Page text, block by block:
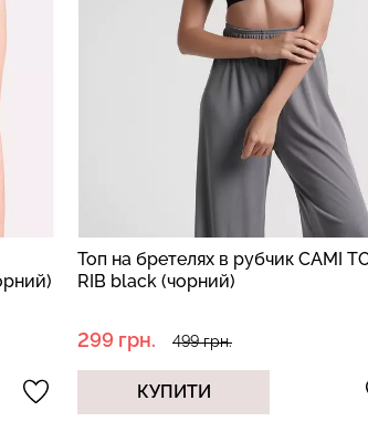
Кроп-топ лонгслів в рубчик CROP
TOP RIB black (чорний)
629 грн. 899 грн.
КУПИТИ